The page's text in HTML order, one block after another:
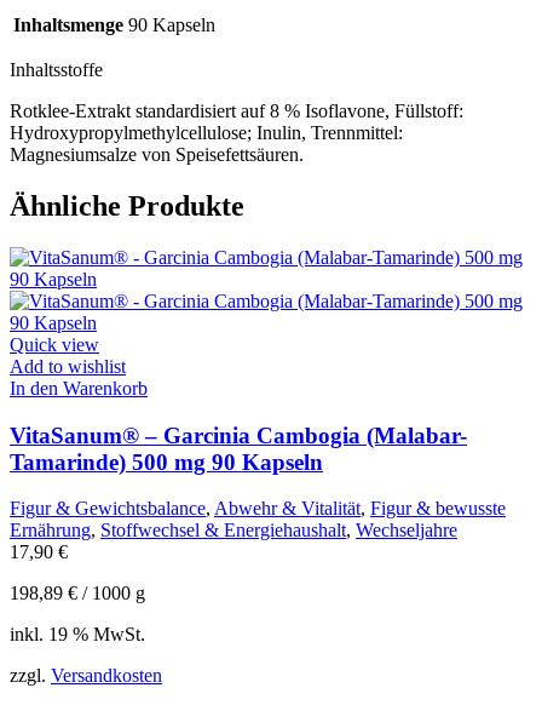
Inhaltsmenge 90 Kapseln
Inhaltsstoffe
Rotklee-Extrakt standardisiert auf 8 % Isoflavone, Füllstoff:
Hydroxypropylmethylcellulose; Inulin, Trennmittel:
Magnesiumsalze von Speisefettsäuren.
Ähnliche Produkte
Quick view
Add to wishlist
In den Warenkorb
VitaSanum® – Garcinia Cambogia (Malabar-
Tamarinde) 500 mg 90 Kapseln
Figur & Gewichtsbalance, Abwehr & Vitalität, Figur & bewusste
Ernährung, Stoffwechsel & Energiehaushalt, Wechseljahre
17,90 €
198,89 € / 1000 g
inkl. 19 % MwSt.
zzgl. Versandkosten